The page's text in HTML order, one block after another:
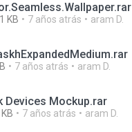
KB 7 años atrás aram D.
7 años atrás aram D.
Devices Mockup.rar
7 años atrás aram D.